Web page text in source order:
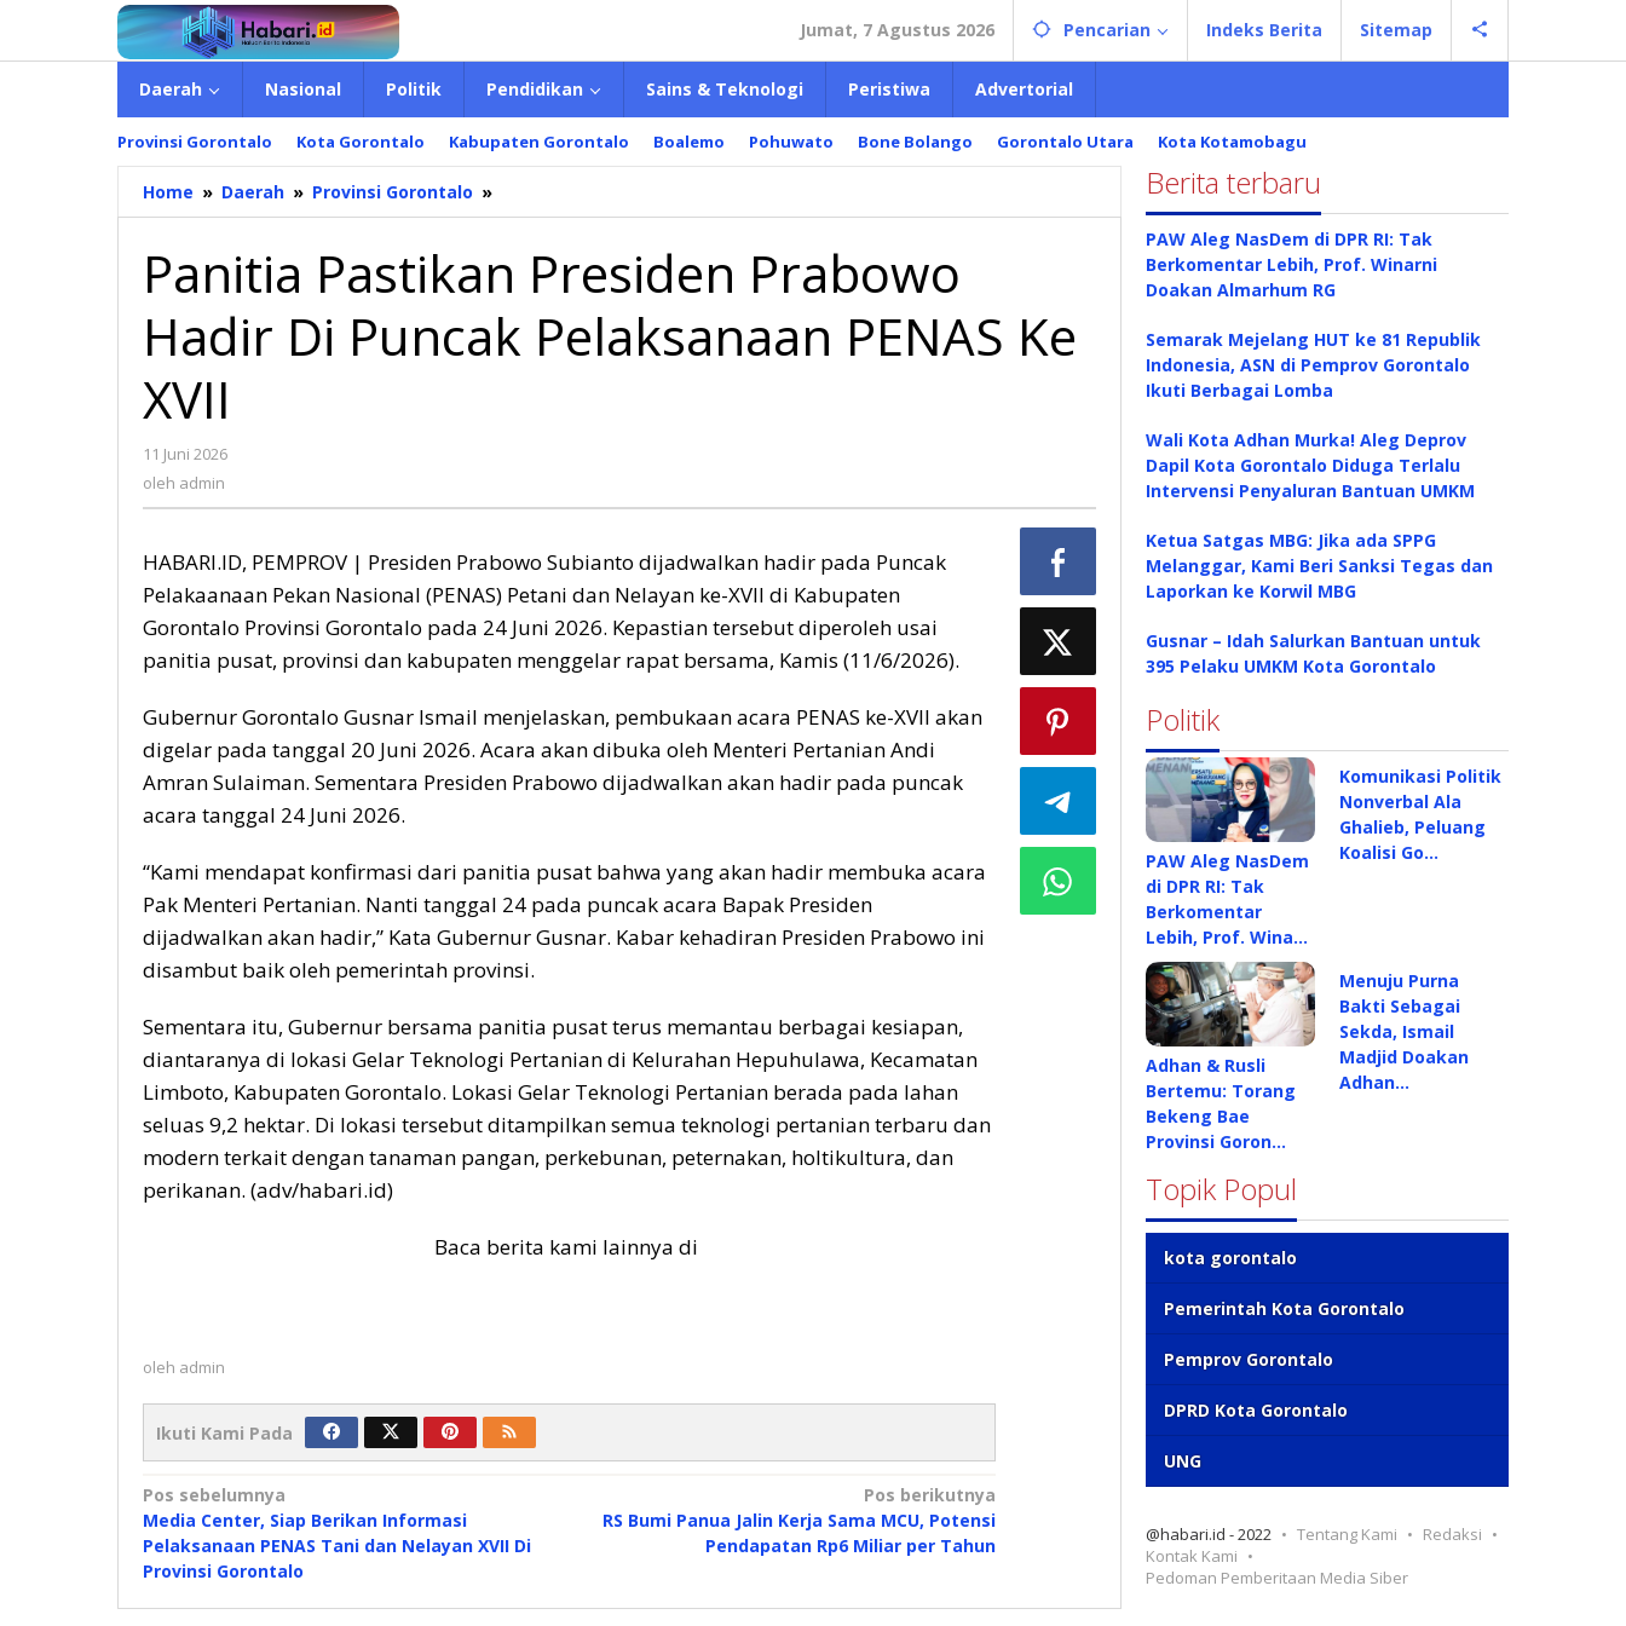
konten
Jumat, 7 Agustus 2026 Pencarian Indeks Berita Sitemap
Daerah Nasional Politik Pendidikan Sains & Teknologi Peristiwa Advertorial
Provinsi Gorontalo Kota Gorontalo Kabupaten Gorontalo Boalemo Pohuwato Bone Bolango Gorontalo Utara Kota Kotamobagu
Home » Daerah » Provinsi Gorontalo »
Pastikan
Prabowo
Hadir
Di
Puncak
Panitia Pastikan Presiden Prabowo
Hadir Di Puncak Pelaksanaan PENAS Ke
XVII
11 Juni 2026
oleh admin
HABARI.ID, PEMPROV | Presiden Prabowo Subianto dijadwalkan hadir pada Puncak
Pelakaanaan Pekan Nasional (PENAS) Petani dan Nelayan ke-XVII di Kabupaten
Gorontalo Provinsi Gorontalo pada 24 Juni 2026. Kepastian tersebut diperoleh usai
panitia pusat, provinsi dan kabupaten menggelar rapat bersama, Kamis (11/6/2026).
Gubernur Gorontalo Gusnar Ismail menjelaskan, pembukaan acara PENAS ke-XVII akan
digelar pada tanggal 20 Juni 2026. Acara akan dibuka oleh Menteri Pertanian Andi
Amran Sulaiman. Sementara Presiden Prabowo dijadwalkan akan hadir pada puncak
acara tanggal 24 Juni 2026.
“Kami mendapat konfirmasi dari panitia pusat bahwa yang akan hadir membuka acara
Pak Menteri Pertanian. Nanti tanggal 24 pada puncak acara Bapak Presiden
dijadwalkan akan hadir,” Kata Gubernur Gusnar. Kabar kehadiran Presiden Prabowo ini
disambut baik oleh pemerintah provinsi.
Sementara itu, Gubernur bersama panitia pusat terus memantau berbagai kesiapan,
diantaranya di lokasi Gelar Teknologi Pertanian di Kelurahan Hepuhulawa, Kecamatan
Limboto, Kabupaten Gorontalo. Lokasi Gelar Teknologi Pertanian berada pada lahan
seluas 9,2 hektar. Di lokasi tersebut ditampilkan semua teknologi pertanian terbaru dan
modern terkait dengan tanaman pangan, perkebunan, peternakan, holtikultura, dan
perikanan. (adv/habari.id)
Baca berita kami lainnya di
oleh admin
Ikuti Kami Pada
Navigasi
pos
Pos sebelumnya
Media Center, Siap Berikan Informasi
Pelaksanaan PENAS Tani dan Nelayan XVII Di
Provinsi Gorontalo
Pos berikutnya
RS Bumi Panua Jalin Kerja Sama MCU, Potensi
Pendapatan Rp6 Miliar per Tahun
Berita terbaru
PAW Aleg NasDem di DPR RI: Tak
Berkomentar Lebih, Prof. Winarni
Doakan Almarhum RG
Semarak Mejelang HUT ke 81 Republik
Indonesia, ASN di Pemprov Gorontalo
Ikuti Berbagai Lomba
Wali Kota Adhan Murka! Aleg Deprov
Dapil Kota Gorontalo Diduga Terlalu
Intervensi Penyaluran Bantuan UMKM
Ketua Satgas MBG: Jika ada SPPG
Melanggar, Kami Beri Sanksi Tegas dan
Laporkan ke Korwil MBG
Gusnar – Idah Salurkan Bantuan untuk
395 Pelaku UMKM Kota Gorontalo
Politik
PAW Aleg NasDem
di DPR RI: Tak
Berkomentar
Lebih, Prof. Wina…
Komunikasi Politik
Nonverbal Ala
Ghalieb, Peluang
Koalisi Go…
Adhan & Rusli
Bertemu: Torang
Bekeng Bae
Provinsi Goron…
Menuju Purna
Bakti Sebagai
Sekda, Ismail
Madjid Doakan
Adhan…
Topik Popul
kota gorontalo
Pemerintah Kota Gorontalo
Pemprov Gorontalo
DPRD Kota Gorontalo
UNG
@habari.id - 2022 Tentang Kami
Redaksi
Kontak Kami
Pedoman Pemberitaan Media Siber